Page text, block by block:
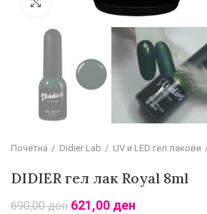
Почетна Didier Lab UV и LED гел лакови
DIDIER гел лак Royal 8ml
690,00ден 621,00 ден